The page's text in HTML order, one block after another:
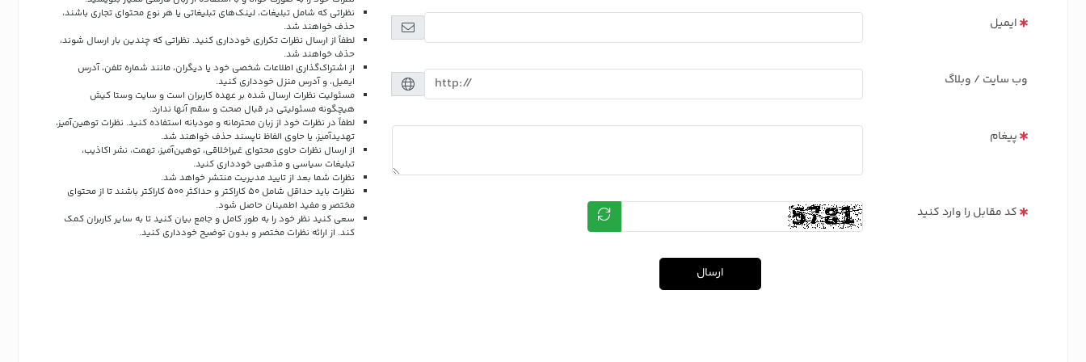
ایمیل
وب سایت / وبلاگ
پیغام
کد مقابل را وارد کنید
ارسال
نظراتی که شامل تبلیغات، لینک‌های تبلیغاتی یا هر نوع محتوای تجاری باشند،
حذف خواهند شد.
لطفاً از ارسال نظرات تکراری خودداری کنید. نظراتی که چندین بار ارسال شوند،
حذف خواهند شد.
از اشتراک‌گذاری اطلاعات شخصی خود یا دیگران، مانند شماره تلفن، آدرس
ایمیل، و آدرس منزل خودداری کنید.
مسئولیت نظرات ارسال شده بر عهده کاربران است و سایت وستا کیش
هیچگونه مسئولیتی در قبال صحت و سقم آنها ندارد.
لطفاً در نظرات خود از زبان محترمانه و مودبانه استفاده کنید. نظرات توهین‌آمیز،
تهدیدآمیز، یا حاوی الفاظ ناپسند حذف خواهند شد.
از ارسال نظرات حاوی محتوای غیراخلاقی، توهین‌آمیز، تهمت، نشر اکاذیب،
تبلیغات سیاسی و مذهبی خودداری کنید.
نظرات شما بعد از تایید مدیریت منتشر خواهد شد.
نظرات باید حداقل شامل 50 کاراکتر و حداکثر 500 کاراکتر باشند تا از محتوای
مختصر و مفید اطمینان حاصل شود.
سعی کنید نظر خود را به طور کامل و جامع بیان کنید تا به سایر کاربران کمک
کند. از ارائه نظرات مختصر و بدون توضیح خودداری کنید.